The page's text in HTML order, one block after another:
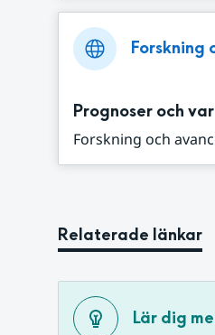
Forskning
Prognoser och
Forskning och
Relaterade länkar
Lär dig